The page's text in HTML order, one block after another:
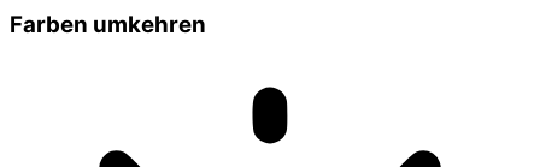
Farben umkehren